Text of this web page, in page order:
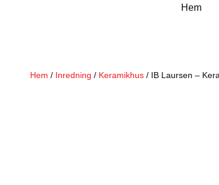
Hem
Hem / Inredning / Keramikhus / IB Laursen –